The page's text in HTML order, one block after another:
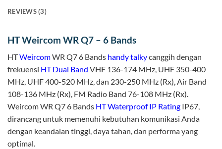
REVIEWS (3)
HT Weircom WR Q7 – 6 Bands
HTWeircomWR Q7 6 Bands handy talkycanggih dengan
frekuensi HT Dual Band VHF 136-174 MHz, UHF 350-400
MHz, UHF 400-520 MHz, dan 230-250 MHz (Rx), Air Band
108-136 MHz (Rx), FM Radio Band 76-108 MHz (Rx).
Weircom WR Q7 6 Bands HT Waterproof IP Rating IP67,
dirancang untuk memenuhi kebutuhan komunikasi Anda
dengan keandalan tinggi, daya tahan, dan performa yang
optimal.